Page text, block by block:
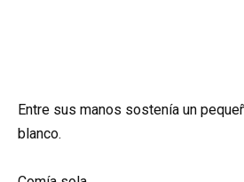
Entre sus manos sostenía un
blanco.